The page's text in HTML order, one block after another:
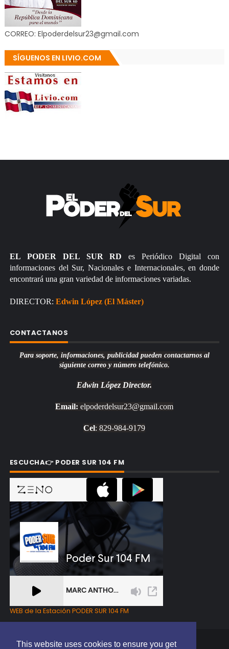
This website uses cookies to ensure you get
CORREO: Elpoderdelsur23@gmail.com
SÍGUENOS EN LIVIO.COM
EL PODER DEL SUR RD es Periódico Digital con
informaciones del Sur, Nacionales e Internacionales, en donde
encontrará una gran variedad de informaciones variadas.
DIRECTOR: Edwin López (El Máster)
CONTACTANOS
Para soporte, informaciones, publicidad pueden contactarnos al
siguiente correo y número telefónico.
Edwin López Director.
Email: elpoderdelsur23@gmail.com
Cel: 829-984-9179
ESCUCHA👉 PODER SUR 104 FM
WEB de la Estación PODER SUR 104 FM